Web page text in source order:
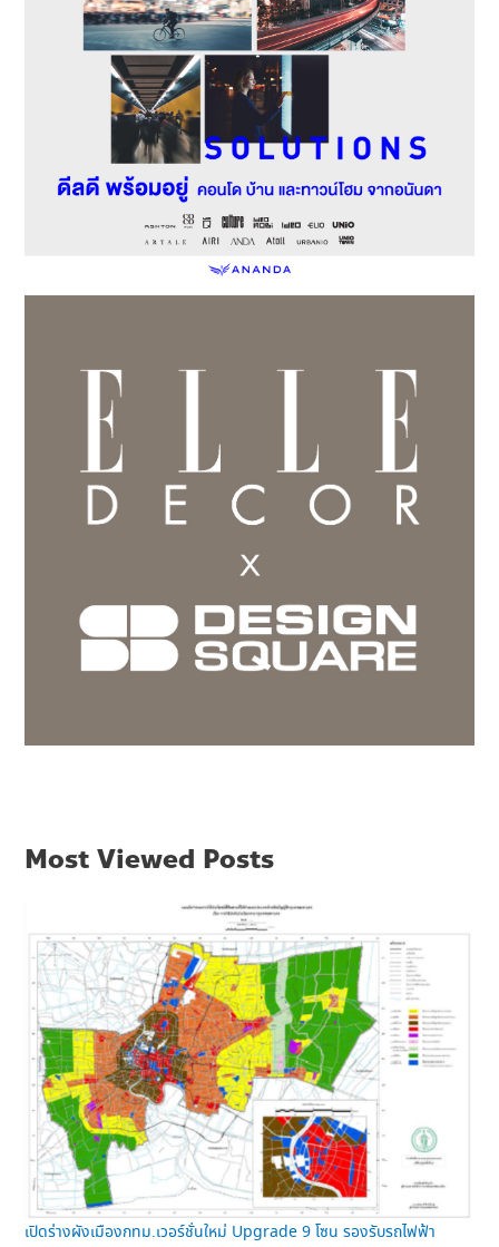
Most Viewed Posts
เปิดร่างผังเมืองกทม.เวอร์ชั่นใหม่ Upgrade 9 โซน รองรับรถไฟฟ้า